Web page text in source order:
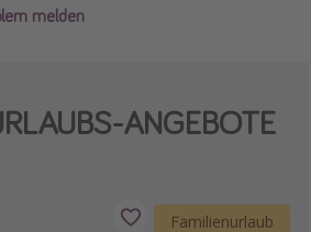
melden
ANGEBOTE
Familienurlaub